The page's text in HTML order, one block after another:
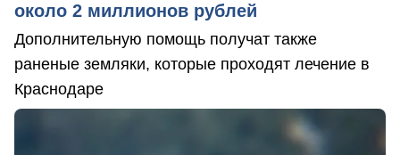
около 2 миллионов рублей
Дополнительную помощь получат также
раненые земляки, которые проходят лечение в
Краснодаре